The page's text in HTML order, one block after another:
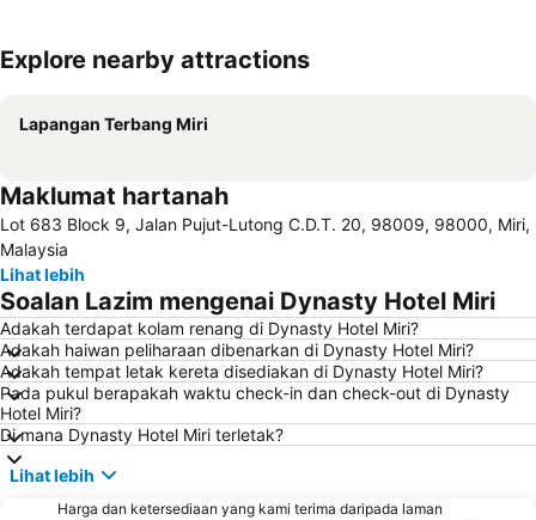
Kembangkan peta
Explore nearby attractions
Lapangan Terbang Miri
Maklumat hartanah
Lot 683 Block 9, Jalan Pujut-Lutong C.D.T. 20, 98009, 98000, Miri,
Malaysia
Lihat lebih
Soalan Lazim mengenai Dynasty Hotel Miri
Adakah terdapat kolam renang di Dynasty Hotel Miri?
Adakah haiwan peliharaan dibenarkan di Dynasty Hotel Miri?
Adakah tempat letak kereta disediakan di Dynasty Hotel Miri?
Pada pukul berapakah waktu check-in dan check-out di Dynasty
Hotel Miri?
Di mana Dynasty Hotel Miri terletak?
Lihat lebih
Harga dan ketersediaan yang kami terima daripada laman